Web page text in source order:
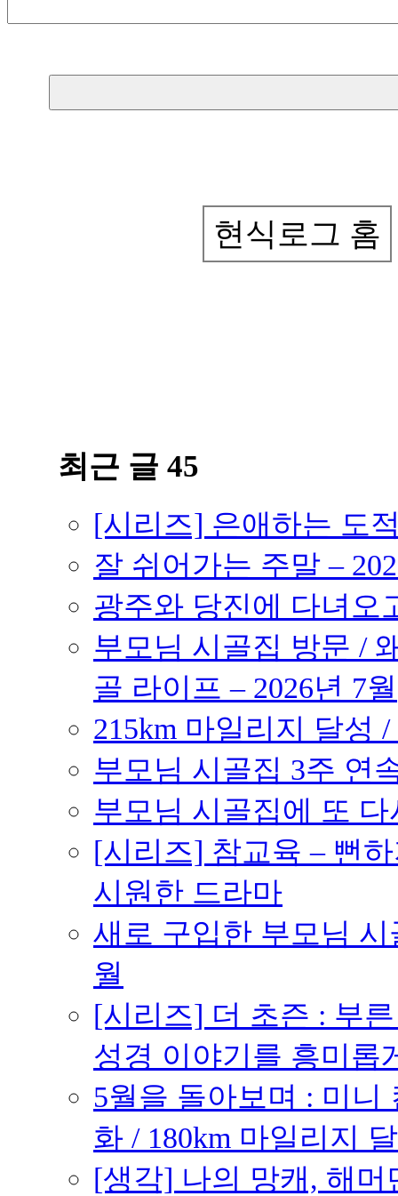
현식로그 홈
최근 글 45
[시리즈] 은애하는 도
잘 쉬어가는 주말 –
광주와 당진에 다녀오
부모님 시골집 방문 /
골 라이프 – 2026년 7월
215km 마일리지 달성
부모님 시골집 3주 연
부모님 시골집에 또
[시리즈] 참교육 – 뻔
시원한 드라마
새로 구입한 부모님 시
월
[시리즈] 더 초즌 : 부른
성경 이야기를 흥미롭
5월을 돌아보며 : 미니
화 / 180km 마일리지
[생각] 나의 망캐, 해머